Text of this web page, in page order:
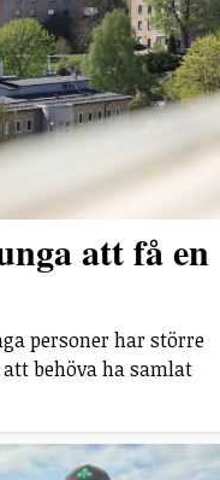
att få en
personer har större
behöva ha samlat